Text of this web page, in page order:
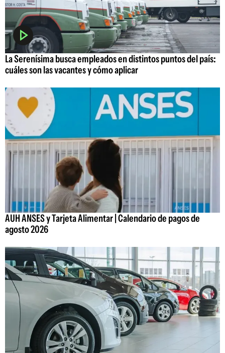
La Serenísima busca empleados en distintos puntos del país:
cuáles son las vacantes y cómo aplicar
AUH ANSES y Tarjeta Alimentar | Calendario de pagos de
agosto 2026